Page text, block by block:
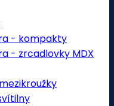
- kompakty
- zrcadlovky MDX